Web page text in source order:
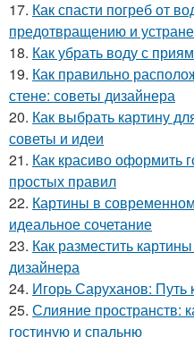
17. Как спасти погреб от
предотвращению и
18. Как убрать воду с
19. Как правильно
стене: советы дизайнера
20. Как выбрать картину
советы и идеи
21. Как красиво оформить
простых правил
22. Картины в
идеальное сочетание
23. Как разместить
дизайнера
24. Игорь Саруханов: Путь
25. Слияние пространств:
гостиную и спальню